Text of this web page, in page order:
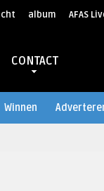
album AFAS
CONTACT
Winnen